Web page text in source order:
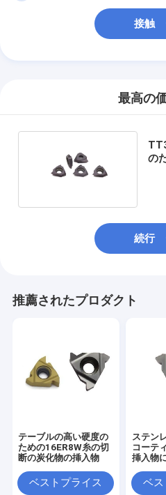
接触
最高の
の
続行
推薦されたプロダクト
テーブルの高い硬度の
ための16ER8W糸の切
断の炭化物の挿入物
ベストプライス
ステン
コーテ
挿入物
炭化物
ベス